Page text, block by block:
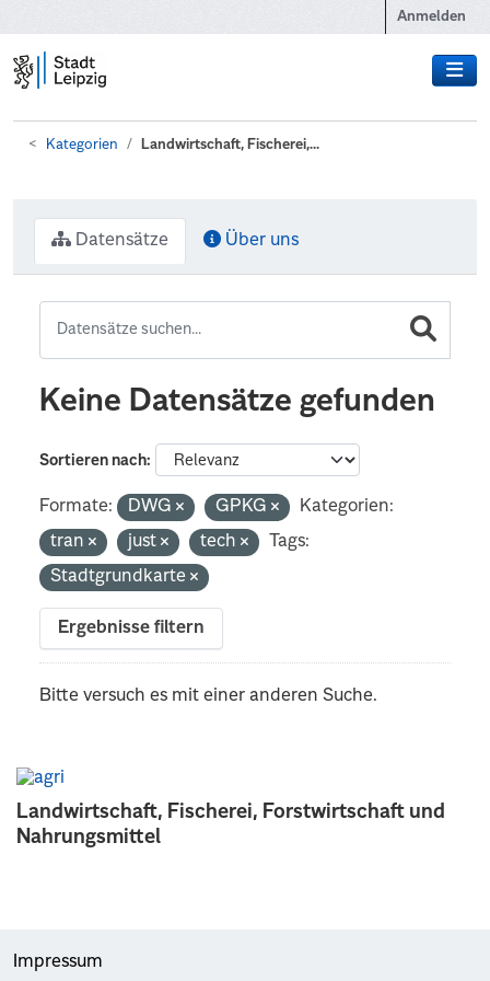
Anmelden
Kategorien Landwirtschaft, Fischerei,...
Landwirtschaft, Fischerei, Forstwirtschaft und
Nahrungsmittel
Datensätze Über uns
Keine Datensätze gefunden
Sortieren nach
Formate: DWG GPKG
Kategorien:
tran
just tech
Tags:
Stadtgrundkarte
Ergebnisse filtern
Bitte versuch es mit einer anderen Suche.
Impressum